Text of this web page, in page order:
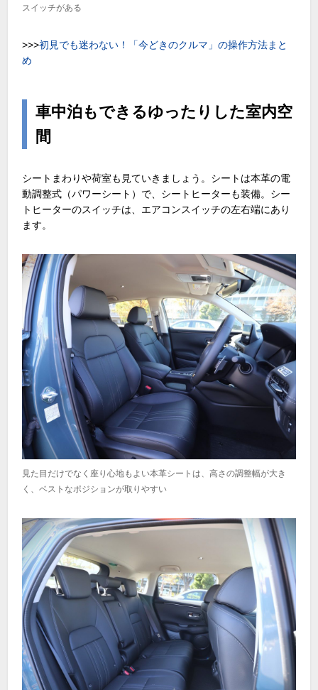
スイッチがある
>>>初見でも迷わない！「今どきのクルマ」の操作方法まと
め
車中泊もできるゆったりした室内空
間
シートまわりや荷室も見ていきましょう。シートは本革の電
動調整式（パワーシート）で、シートヒーターも装備。シー
トヒーターのスイッチは、エアコンスイッチの左右端にあり
ます。
見た目だけでなく座り心地もよい本革シートは、高さの調整幅が大き
く、ベストなポジションが取りやすい